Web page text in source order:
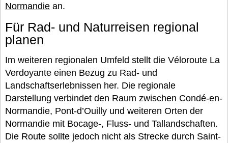
Normandie an.
Für Rad- und Naturreisen regional
planen
Im weiteren regionalen Umfeld stellt die Véloroute La
Verdoyante einen Bezug zu Rad- und
Landschaftserlebnissen her. Die regionale
Darstellung verbindet den Raum zwischen Condé-en-
Normandie, Pont-d’Ouilly und weiteren Orten der
Normandie mit Bocage-, Fluss- und Tallandschaften.
Die Route sollte jedoch nicht als Strecke durch Saint-